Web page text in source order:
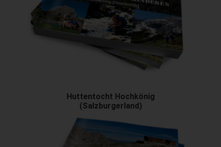
Huttentocht Hochkönig
(Salzburgerland)